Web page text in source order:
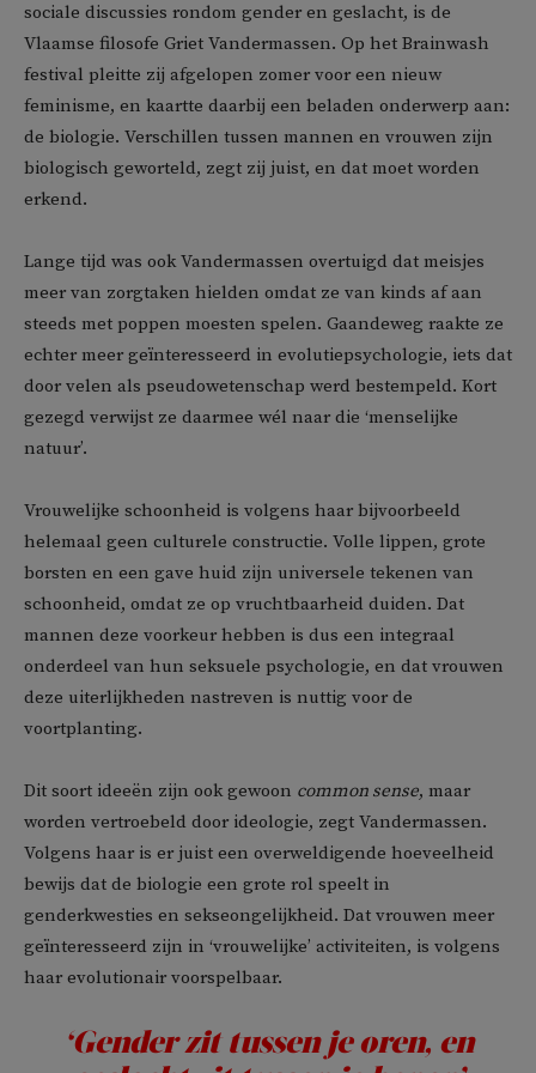
sociale discussies rondom gender en geslacht, is de
Vlaamse filosofe Griet Vandermassen. Op het Brainwash
festival pleitte zij afgelopen zomer voor een nieuw
feminisme, en kaartte daarbij een beladen onderwerp aan:
de biologie. Verschillen tussen mannen en vrouwen zijn
biologisch geworteld, zegt zij juist, en dat moet worden
erkend.
Lange tijd was ook Vandermassen overtuigd dat meisjes
meer van zorgtaken hielden omdat ze van kinds af aan
steeds met poppen moesten spelen. Gaandeweg raakte ze
echter meer geïnteresseerd in evolutiepsychologie, iets dat
door velen als pseudowetenschap werd bestempeld. Kort
gezegd verwijst ze daarmee wél naar die ‘menselijke
natuur’.
Vrouwelijke schoonheid is volgens haar bijvoorbeeld
helemaal geen culturele constructie. Volle lippen, grote
borsten en een gave huid zijn universele tekenen van
schoonheid, omdat ze op vruchtbaarheid duiden. Dat
mannen deze voorkeur hebben is dus een integraal
onderdeel van hun seksuele psychologie, en dat vrouwen
deze uiterlijkheden nastreven is nuttig voor de
voortplanting.
Dit soort ideeën zijn ook gewoon common sense, maar
worden vertroebeld door ideologie, zegt Vandermassen.
Volgens haar is er juist een overweldigende hoeveelheid
bewijs dat de biologie een grote rol speelt in
genderkwesties en sekseongelijkheid. Dat vrouwen meer
geïnteresseerd zijn in ‘vrouwelijke’ activiteiten, is volgens
haar evolutionair voorspelbaar.
‘Gender zit tussen je oren, en